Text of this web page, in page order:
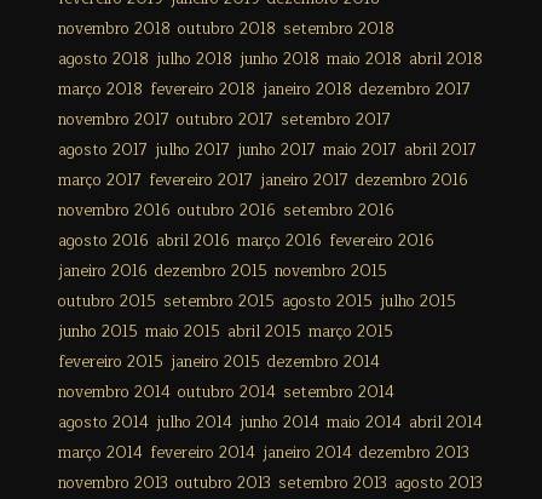
novembro 2018 outubro 2018 setembro 2018
agosto 2018 julho 2018 junho 2018 maio 2018 abril 2018
março 2018 fevereiro 2018 janeiro 2018 dezembro 2017
novembro 2017 outubro 2017 setembro 2017
agosto 2017 julho 2017 junho 2017 maio 2017 abril 2017
março 2017 fevereiro 2017 janeiro 2017 dezembro 2016
novembro 2016 outubro 2016 setembro 2016
agosto 2016 abril 2016 março 2016 fevereiro 2016
janeiro 2016 dezembro 2015 novembro 2015
outubro 2015 setembro 2015 agosto 2015 julho 2015
junho 2015 maio 2015 abril 2015 março 2015
fevereiro 2015 janeiro 2015 dezembro 2014
novembro 2014 outubro 2014 setembro 2014
agosto 2014 julho 2014 junho 2014 maio 2014 abril 2014
março 2014 fevereiro 2014 janeiro 2014 dezembro 2013
novembro 2013 outubro 2013 setembro 2013 agosto 2013